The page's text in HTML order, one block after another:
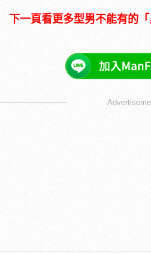
下一頁看更多型男不能有的「